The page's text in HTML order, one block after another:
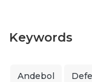
Keywords
Andebol